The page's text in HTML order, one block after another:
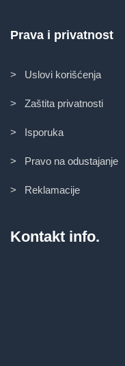
Prava i privatnost
> Uslovi korišćenja
> Zaštita privatnosti
> Isporuka
> Pravo na odustajanje
> Reklamacije
Kontakt info.